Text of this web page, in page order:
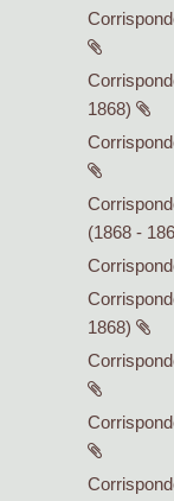
1868)
(1868 -
1868)